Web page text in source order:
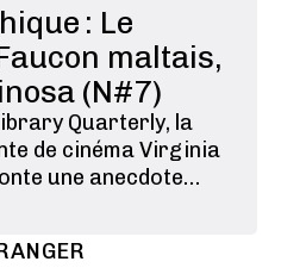
: Le
maltais,
(N#7)
Quarterly, la
de cinéma Virginia
une anecdote
l’adaptation par
du roman de Dashiell
: John Huston,